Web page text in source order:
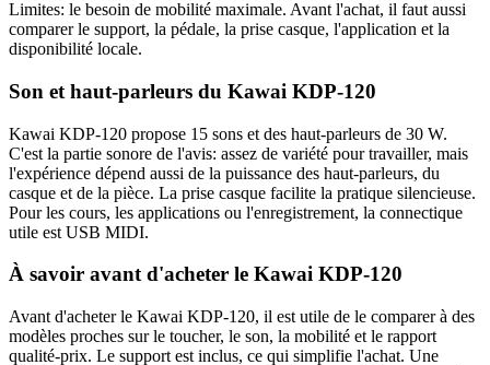
Limites: le besoin de mobilité maximale. Avant l'achat, il faut aussi
comparer le support, la pédale, la prise casque, l'application et la
disponibilité locale.
Son et haut-parleurs du Kawai KDP-120
Kawai KDP-120 propose 15 sons et des haut-parleurs de 30 W.
C'est la partie sonore de l'avis: assez de variété pour travailler, mais
l'expérience dépend aussi de la puissance des haut-parleurs, du
casque et de la pièce. La prise casque facilite la pratique silencieuse.
Pour les cours, les applications ou l'enregistrement, la connectique
utile est USB MIDI.
À savoir avant d'acheter le Kawai KDP-120
Avant d'acheter le Kawai KDP-120, il est utile de le comparer à des
modèles proches sur le toucher, le son, la mobilité et le rapport
qualité-prix. Le support est inclus, ce qui simplifie l'achat. Une